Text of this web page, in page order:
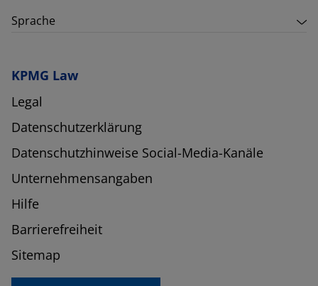
Sprache
KPMG Law
Legal
Datenschutzerklärung
Datenschutzhinweise Social-Media-Kanäle
Unternehmensangaben
Hilfe
Barrierefreiheit
Sitemap